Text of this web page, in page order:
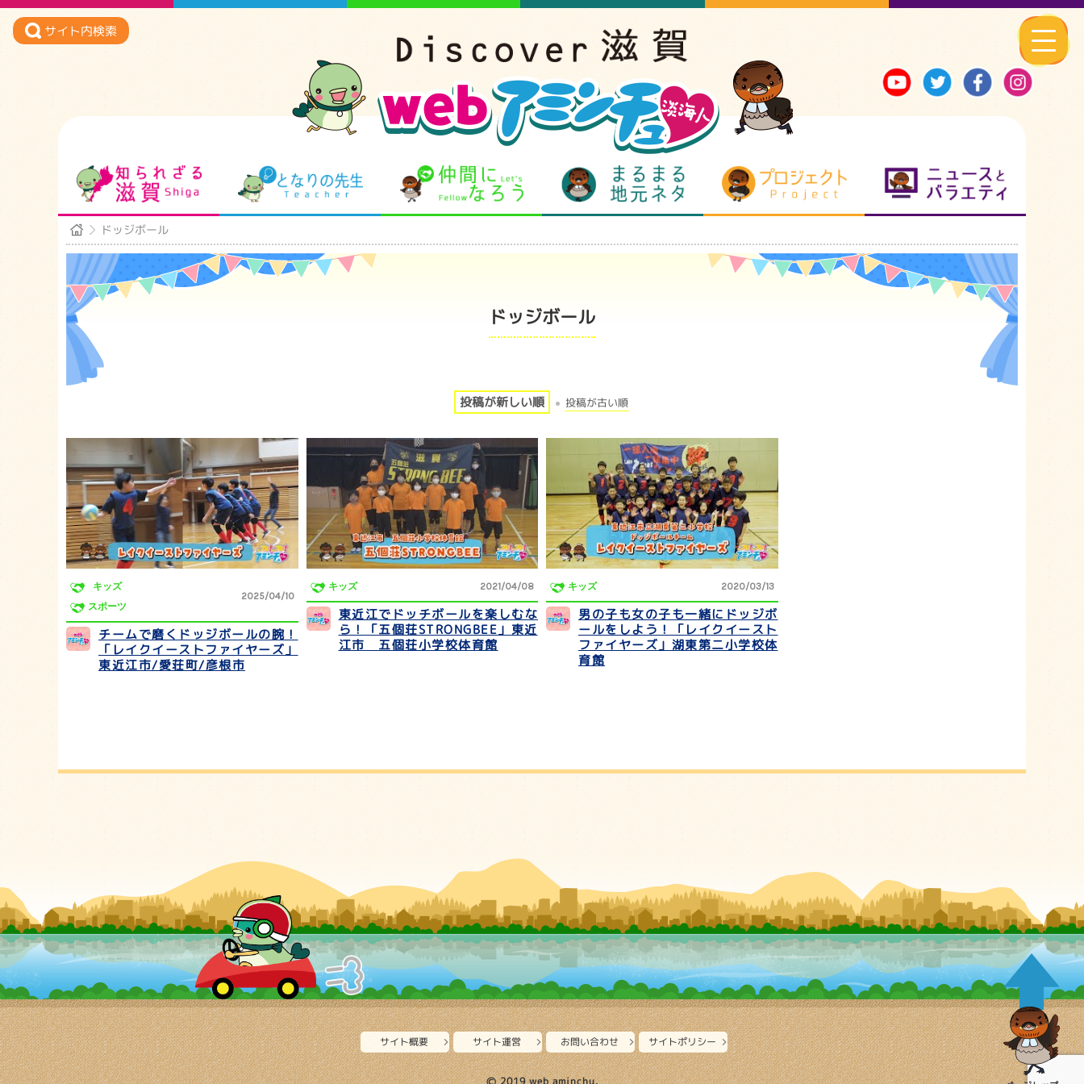
サイト内検索
知られざる滋賀 となりの先生 仲間になろう まるまる地元ネタ プロジェクト
ドッジボール
ドッジボール
投稿が新しい順 投稿が古い順
キッズ
スポーツ
2025/04/10
チームで磨くドッジボールの腕！
「レイクイーストファイヤーズ」
東近江市/愛荘町/彦根市
キッズ 2021/04/08
東近江でドッチボールを楽しむな
ら！「五個荘STRONGBEE」東近
江市 五個荘小学校体育館
キッズ 2020/03/13
男の子も女の子も一緒にドッジボ
ールをしよう！「レイクイースト
ファイヤーズ」湖東第二小学校体
育館
サイト概要 サイト運営 お問い合わせ サイトポリシー
Ⓒ 2019 web aminchu.